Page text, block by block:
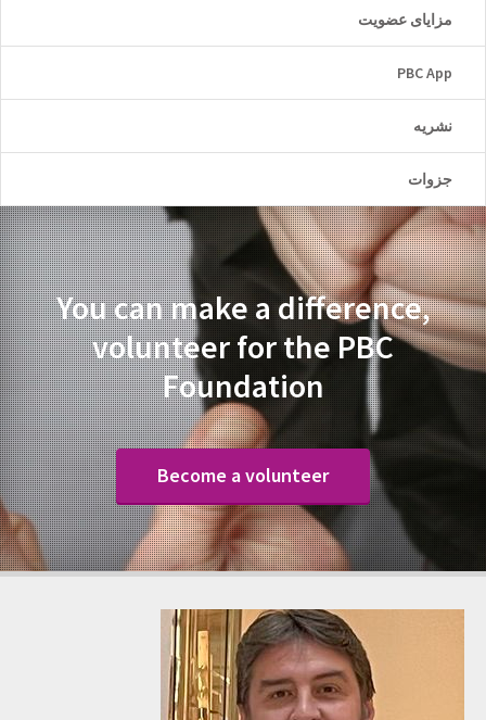
مزایای عضویت
PBC App
نشریه
جزوات
You can make a difference,
volunteer for the PBC
Foundation
Become a volunteer